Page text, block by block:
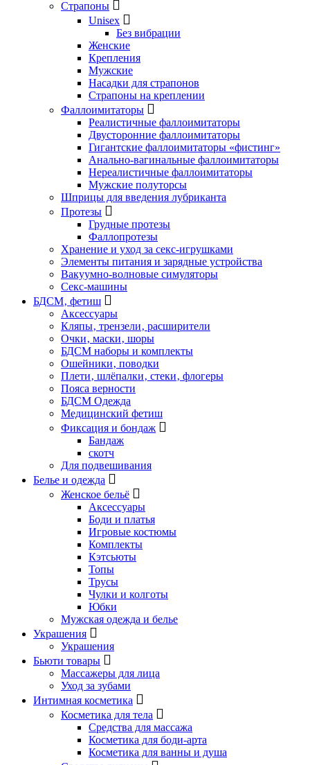
Страпоны
Unisex
Без вибрации
Женские
Крепления
Мужские
Насадки для страпонов
Страпоны на креплении
Фаллоимитаторы
Реалистичные фаллоимитаторы
Двусторонние фаллоимитаторы
Гигантские фаллоимитаторы «фистинг»
Анально-вагинальные фаллоимитаторы
Нереалистичные фаллоимитаторы
Мужские полуторсы
Шприцы для введения лубриканта
Протезы
Грудные протезы
Фаллопротезы
Хранение и уход за секс-игрушками
Элементы питания и зарядные устройства
Вакуумно-волновые симуляторы
Секс-машины
БДСМ‚ фетиш
Аксессуары
Кляпы‚ трензели‚ расширители
Очки‚ маски‚ шоры
БДСМ наборы и комплекты
Ошейники‚ поводки
Плети‚ шлёпалки‚ стеки‚ флогеры
Пояса верности
БДСМ Одежда
Медицинский фетиш
Фиксация и бондаж
Бандаж
скотч
Для подвешивания
Белье и одежда
Женское бельё
Аксессуары
Боди и платья
Игровые костюмы
Комплекты
Кэтсьюты
Топы
Трусы
Чулки и колготы
Юбки
Мужская одежда и белье
Украшения
Украшения
Бьюти товары
Массажеры для лица
Уход за зубами
Интимная косметика
Косметика для тела
Средства для массажа
Косметика для боди-арта
Косметика для ванны и душа